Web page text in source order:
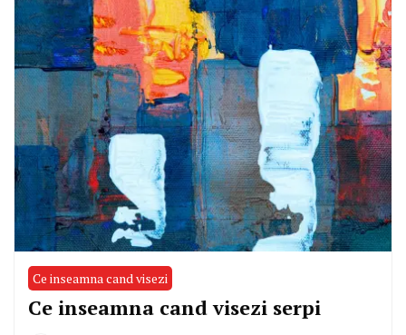
Ce inseamna cand visezi
Ce inseamna cand visezi serpi